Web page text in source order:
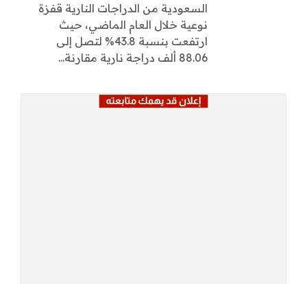
السعودية من الدراجات النارية قفزة
نوعية خلال العام الماضي، حيث
ارتفعت بنسبة 43.8% لتصل إلى
88.06 ألف دراجة نارية مقارنة...